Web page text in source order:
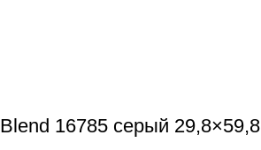
Blend 16785 серый 29,8×59,8